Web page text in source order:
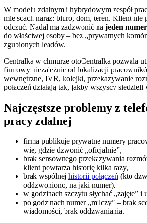
W modelu zdalnym i hybrydowym zespół
miejscach naraz: biuro, dom, teren. Klient nie
odczuć. Nadal ma zadzwonić na jeden
do właściwej osoby – bez „prywatnych
zgubionych leadów.
Centralka w chmurze otoCentralka pozwala
firmowy niezależnie od lokalizacji
wewnętrzne, IVR, kolejki, przekazywanie
połączeń działają tak, jakby wszyscy
Najczęstsze problemy z
pracy zdalnej
firma publikuje prywatne numery
wie, gdzie dzwonić „oficjalnie”,
brak sensownego przekazywania
klient powtarza historię kilka razy,
brak wspólnej historii połączeń (kto
oddzwoniono, na jaki numer),
w godzinach szczytu słychać „zajęte” i
po godzinach numer „milczy” – brak
wiadomości, brak oddzwaniania.